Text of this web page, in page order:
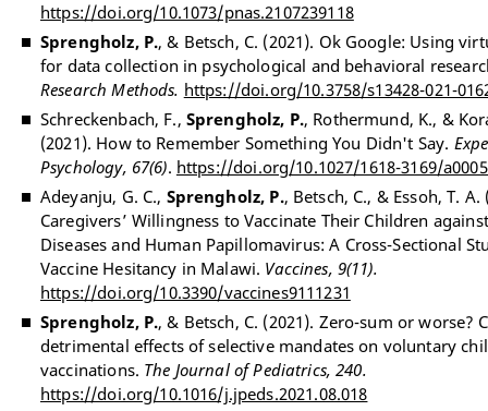
https://doi.org/10.1073/pnas.2107239118
Sprengholz, P., & Betsch, C. (2021). Ok Google: Using
for data collection in psychological and behavioral
Research Methods. https://doi.org/10.3758/s13428-021-
Schreckenbach, F., Sprengholz, P., Rothermund, K., &
(2021). How to Remember Something You Didn't Say.
Psychology, 67(6). https://doi.org/10.1027/1618-3169/
Adeyanju, G. C., Sprengholz, P., Betsch, C., & Essoh, T. A.
Caregivers’ Willingness to Vaccinate Their Children
Diseases and Human Papillomavirus: A Cross-Sectional
Vaccine Hesitancy in Malawi. Vaccines, 9(11).
https://doi.org/10.3390/vaccines9111231
Sprengholz, P., & Betsch, C. (2021). Zero-sum or worse?
detrimental effects of selective mandates on voluntary
vaccinations. The Journal of Pediatrics, 240.
https://doi.org/10.1016/j.jpeds.2021.08.018